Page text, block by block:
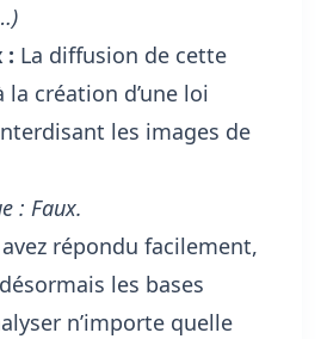
: La diffusion de cette
création d’une loi
les images de
: Faux.
répondu facilement,
les bases
n’importe quelle